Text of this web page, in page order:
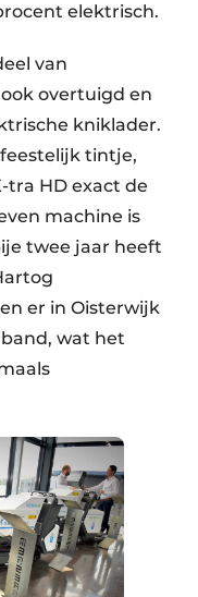
elektrisch.
van
overtuigd en
kniklader.
tintje,
tra HD exact de
machine is
twee jaar heeft
er in Oisterwijk
band, wat het